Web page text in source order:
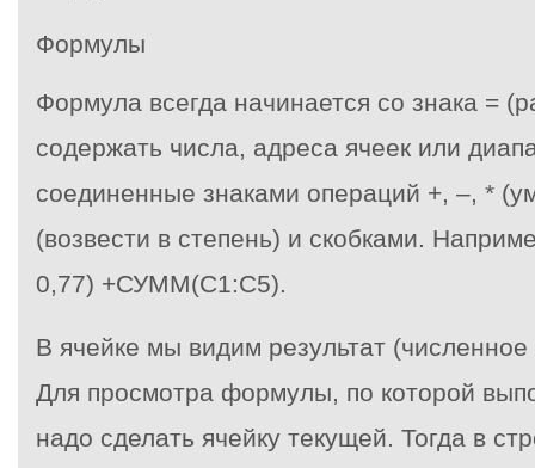
Формулы
Формула всегда начинается со знака =
содержать числа, адреса ячеек или
соединенные знаками операций +, –, *
(возвести в степень) и скобками.
0,77) +СУММ(C1:C5).
В ячейке мы видим результат
Для просмотра формулы, по которой
надо сделать ячейку текущей. Тогда в